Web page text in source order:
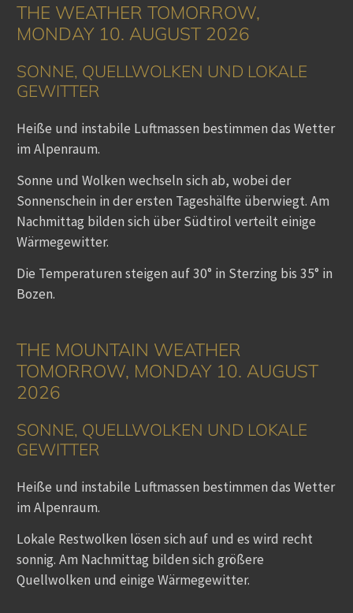
THE WEATHER TOMORROW,
MONDAY 10. AUGUST 2026
SONNE, QUELLWOLKEN UND LOKALE
GEWITTER
Heiße und instabile Luftmassen bestimmen das Wetter
im Alpenraum.
Sonne und Wolken wechseln sich ab, wobei der
Sonnenschein in der ersten Tageshälfte überwiegt. Am
Nachmittag bilden sich über Südtirol verteilt einige
Wärmegewitter.
Die Temperaturen steigen auf 30° in Sterzing bis 35° in
Bozen.
THE MOUNTAIN WEATHER
TOMORROW, MONDAY 10. AUGUST
2026
SONNE, QUELLWOLKEN UND LOKALE
GEWITTER
Heiße und instabile Luftmassen bestimmen das Wetter
im Alpenraum.
Lokale Restwolken lösen sich auf und es wird recht
sonnig. Am Nachmittag bilden sich größere
Quellwolken und einige Wärmegewitter.